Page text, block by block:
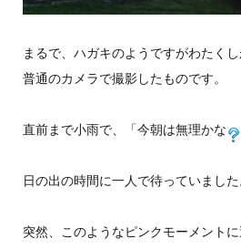
まるで、ハガキのようですがわたく
普通のカメラで撮影したものです。
直前まで小雨で、「今朝は無理かな
日の出の時間に一人で待っていました
突然、このようなピンクモーメントに